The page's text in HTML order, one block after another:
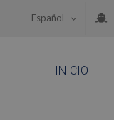
Español
INICIO